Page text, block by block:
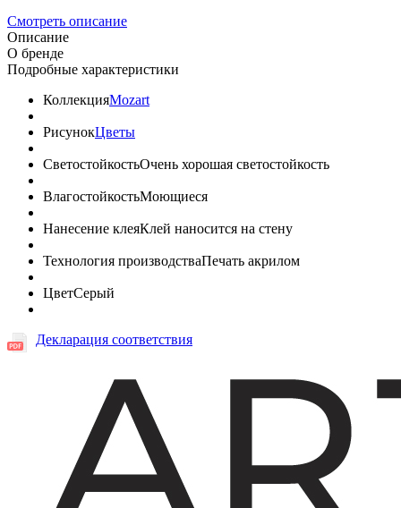
Смотреть описание
Описание
О бренде
Подробные характеристики
КоллекцияMozart
РисунокЦветы
СветостойкостьОчень хорошая светостойкость
ВлагостойкостьМоющиеся
Нанесение клеяКлей наносится на стену
Технология производстваПечать акрилом
ЦветСерый
Декларация соответствия